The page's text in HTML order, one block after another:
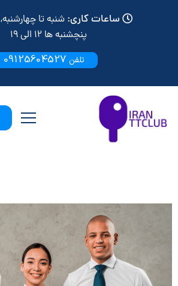
ساعات کاری: شنبه تا چهارشنبه, 15 الی 22
پنچشنبه ها 12 الی 19
تلفن 09125604527